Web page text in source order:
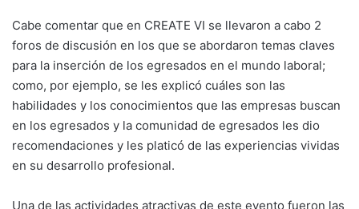
Cabe comentar que en CREATE VI se llevaron a cabo 2
foros de discusión en los que se abordaron temas claves
para la inserción de los egresados en el mundo laboral;
como, por ejemplo, se les explicó cuáles son las
habilidades y los conocimientos que las empresas buscan
en los egresados y la comunidad de egresados les dio
recomendaciones y les platicó de las experiencias vividas
en su desarrollo profesional.
Una de las actividades atractivas de este evento fueron las